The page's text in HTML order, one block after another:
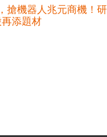
搶機器人兆元商機！
添題材